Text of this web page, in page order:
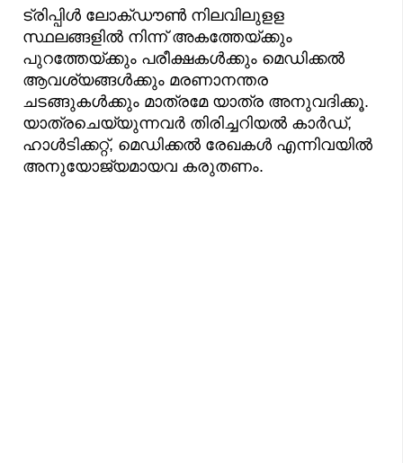
ട്രിപ്പിള്‍ ലോക്ഡൗണ്‍ നിലവിലുളള
സ്ഥലങ്ങളില്‍ നിന്ന് അകത്തേയ്ക്കും
പുറത്തേയ്ക്കും പരീക്ഷകള്‍ക്കും മെഡിക്കല്‍
ആവശ്യങ്ങള്‍ക്കും മരണാനന്തര
ചടങ്ങുകള്‍ക്കും മാത്രമേ യാത്ര അനുവദിക്കൂ.
യാത്രചെയ്യുന്നവര്‍ തിരിച്ചറിയല്‍ കാര്‍ഡ്,
ഹാള്‍ടിക്കറ്റ്, മെഡിക്കല്‍ രേഖകള്‍ എന്നിവയില്‍
അനുയോജ്യമായവ കരുതണം.